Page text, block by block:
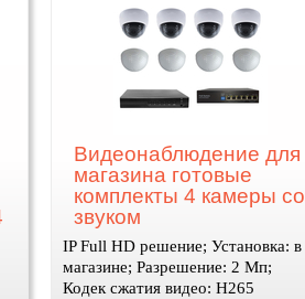
Видеонаблюдение для
магазина готовые
комплекты 4 камеры со
звуком
IP Full HD решение; Установка: в
магазине; Разрешение: 2 Мп;
Кодек сжатия видео: H265